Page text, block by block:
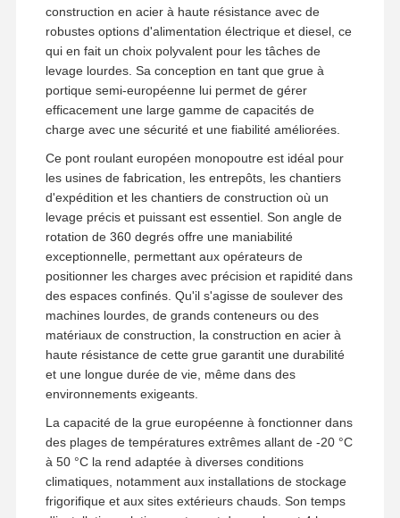
construction en acier à haute résistance avec de
robustes options d'alimentation électrique et diesel, ce
qui en fait un choix polyvalent pour les tâches de
levage lourdes. Sa conception en tant que grue à
portique semi-européenne lui permet de gérer
efficacement une large gamme de capacités de
charge avec une sécurité et une fiabilité améliorées.
Ce pont roulant européen monopoutre est idéal pour
les usines de fabrication, les entrepôts, les chantiers
d'expédition et les chantiers de construction où un
levage précis et puissant est essentiel. Son angle de
rotation de 360 ​​degrés offre une maniabilité
exceptionnelle, permettant aux opérateurs de
positionner les charges avec précision et rapidité dans
des espaces confinés. Qu'il s'agisse de soulever des
machines lourdes, de grands conteneurs ou des
matériaux de construction, la construction en acier à
haute résistance de cette grue garantit une durabilité
et une longue durée de vie, même dans des
environnements exigeants.
La capacité de la grue européenne à fonctionner dans
des plages de températures extrêmes allant de -20 °C
à 50 °C la rend adaptée à diverses conditions
climatiques, notamment aux installations de stockage
frigorifique et aux sites extérieurs chauds. Son temps